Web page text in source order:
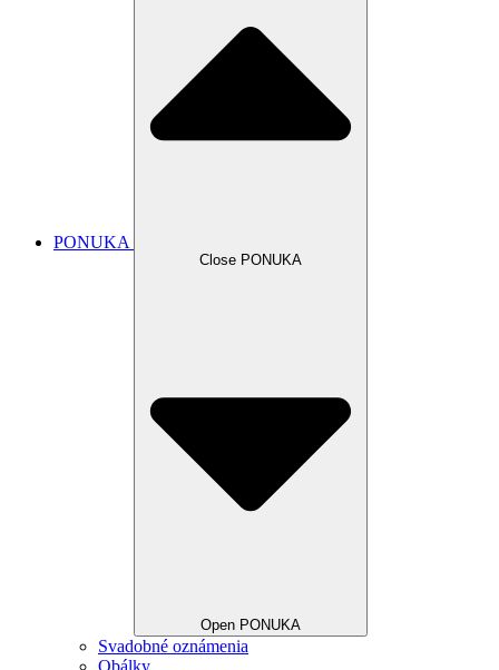
PONUKA
Close PONUKA
Open PONUKA
Svadobné oznámenia